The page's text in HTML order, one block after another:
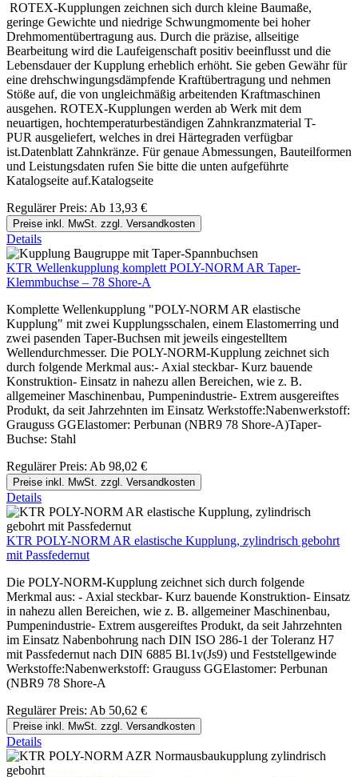
ROTEX-Kupplungen zeichnen sich durch kleine Baumaße,
geringe Gewichte und niedrige Schwungmomente bei hoher
Drehmomentübertragung aus. Durch die präzise, allseitige
Bearbeitung wird die Laufeigenschaft positiv beeinflusst und die
Lebensdauer der Kupplung erheblich erhöht. Sie geben Gewähr für
eine drehschwingungsdämpfende Kraftübertragung und nehmen
Stöße auf, die von ungleichmäßig arbeitenden Kraftmaschinen
ausgehen. ROTEX-Kupplungen werden ab Werk mit dem
neuartigen, hochtemperaturbeständigen Zahnkranzmaterial T-
PUR ausgeliefert, welches in drei Härtegraden verfügbar
ist.Datenblatt Zahnkränze. Für genaue Abmessungen, Bauteilformen
und Leistungsdaten rufen Sie bitte die unten aufgeführte
Katalogseite auf.Katalogseite
Regulärer Preis: Ab 13,93 €
Preise inkl. MwSt. zzgl. Versandkosten
Details
KTR Wellenkupplung komplett POLY-NORM AR Taper-
Klemmbuchse – 78 Shore-A
Komplette Wellenkupplung "POLY-NORM AR elastische
Kupplung" mit zwei Kupplungsschalen, einem Elastomerring und
zwei pasenden Taper-Buchsen mit jeweils eingestelltem
Wellendurchmesser. Die POLY-NORM-Kupplung zeichnet sich
durch folgende Merkmal aus:- Axial steckbar- Kurz bauende
Konstruktion- Einsatz in nahezu allen Bereichen, wie z. B.
allgemeiner Maschinenbau, Pumpenindustrie- Extrem ausgereiftes
Produkt, da seit Jahrzehnten im Einsatz Werkstoffe:Nabenwerkstoff:
Grauguss GGElastomer: Perbunan (NBR9 78 Shore-A)Taper-
Buchse: Stahl
Regulärer Preis: Ab 98,02 €
Preise inkl. MwSt. zzgl. Versandkosten
Details
KTR POLY-NORM AR elastische Kupplung, zylindrisch gebohrt
mit Passfedernut
Die POLY-NORM-Kupplung zeichnet sich durch folgende
Merkmal aus: - Axial steckbar- Kurz bauende Konstruktion- Einsatz
in nahezu allen Bereichen, wie z. B. allgemeiner Maschinenbau,
Pumpenindustrie- Extrem ausgereiftes Produkt, da seit Jahrzehnten
im Einsatz Nabenbohrung nach DIN ISO 286-1 der Toleranz H7
mit Passfedernut nach DIN 6885 Bl.1v(Js9) und Feststellgewinde
Werkstoffe:Nabenwerkstoff: Grauguss GGElastomer: Perbunan
(NBR9 78 Shore-A
Regulärer Preis: Ab 50,62 €
Preise inkl. MwSt. zzgl. Versandkosten
Details